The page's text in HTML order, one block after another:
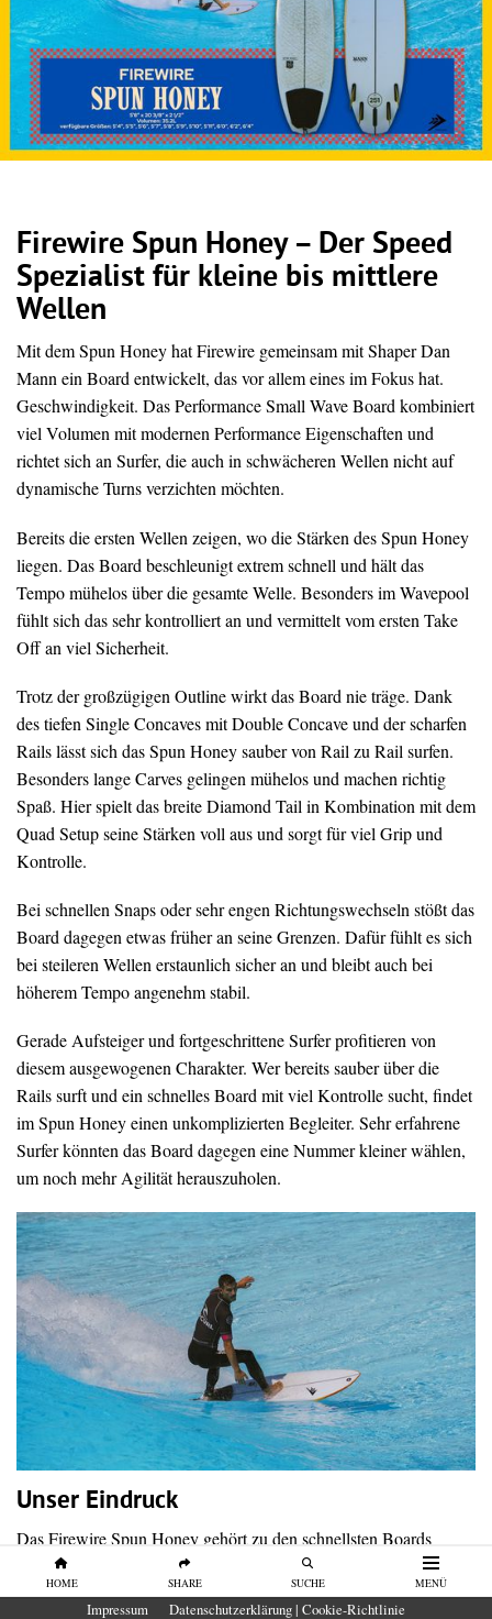
HOME SHARE SUCHE MENÜ
Firewire Spun Honey – Der Speed
Spezialist für kleine bis mittlere
Wellen
Mit dem Spun Honey hat Firewire gemeinsam mit Shaper Dan
Mann ein Board entwickelt, das vor allem eines im Fokus hat.
Geschwindigkeit. Das Performance Small Wave Board kombiniert
viel Volumen mit modernen Performance Eigenschaften und
richtet sich an Surfer, die auch in schwächeren Wellen nicht auf
dynamische Turns verzichten möchten.
Bereits die ersten Wellen zeigen, wo die Stärken des Spun Honey
liegen. Das Board beschleunigt extrem schnell und hält das
Tempo mühelos über die gesamte Welle. Besonders im Wavepool
fühlt sich das sehr kontrolliert an und vermittelt vom ersten Take
Off an viel Sicherheit.
Trotz der großzügigen Outline wirkt das Board nie träge. Dank
des tiefen Single Concaves mit Double Concave und der scharfen
Rails lässt sich das Spun Honey sauber von Rail zu Rail surfen.
Besonders lange Carves gelingen mühelos und machen richtig
Spaß. Hier spielt das breite Diamond Tail in Kombination mit dem
Quad Setup seine Stärken voll aus und sorgt für viel Grip und
Kontrolle.
Bei schnellen Snaps oder sehr engen Richtungswechseln stößt das
Board dagegen etwas früher an seine Grenzen. Dafür fühlt es sich
bei steileren Wellen erstaunlich sicher an und bleibt auch bei
höherem Tempo angenehm stabil.
Gerade Aufsteiger und fortgeschrittene Surfer profitieren von
diesem ausgewogenen Charakter. Wer bereits sauber über die
Rails surft und ein schnelles Board mit viel Kontrolle sucht, findet
im Spun Honey einen unkomplizierten Begleiter. Sehr erfahrene
Surfer könnten das Board dagegen eine Nummer kleiner wählen,
um noch mehr Agilität herauszuholen.
Unser Eindruck
Das Firewire Spun Honey gehört zu den schnellsten Boards
unseres Tests. Es verbindet hohe Grundgeschwindigkeit mit viel
Kontrolle und überzeugt besonders in langen Carves. Wer ein
Impressum Datenschutzerklärung | Cookie-Richtlinie